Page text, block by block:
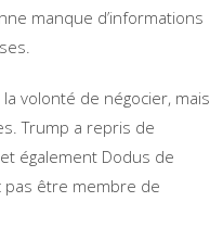
manque d’informations
volonté de négocier, mais
Trump a repris de
également Dodus de
pas être membre de